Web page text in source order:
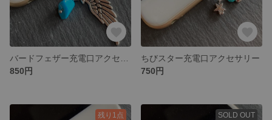
850円
ちびスター充電口アクセサリー
750円
残り1点 SOLD OUT